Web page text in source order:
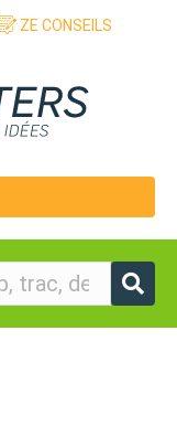
ZE CONSEILS